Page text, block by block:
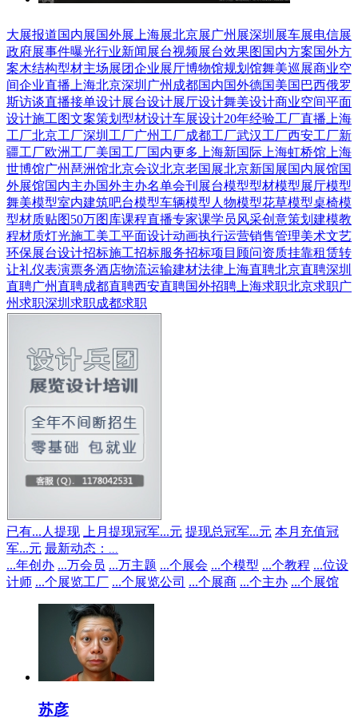
大展报道国内展国外展 上海展北京展广州展深圳展车展电信展
政府展事件曝光行业新闻 展台视频展台效果图 国内方案国外方
案木结构型材主场展团企业展厅博物馆规划馆舞美巡展商业空
间企业直播 上海北京深圳 广州 成都国内国外德国美国 巴西俄罗
斯访谈直播接单设计展台设计展厅设计舞美设计商业空间平面
设计施工图文案策划 型材设计车展设计20年经验工厂直播 上海
工厂北京工厂深圳工厂广州工厂成都工厂武汉工厂西安工厂新
疆工厂欧洲工厂美国工厂国内更多 上海新国际 上海虹桥馆 上海
世博馆广州琶洲馆北京会议北京老国展北京新国展国内展馆国
外展馆国内主办国外主办名单会刊 展台模型型材模型展厅模型
舞美模型室内建筑吧台模型车辆模型 人物模型花草模型桌椅模
型材质贴图50万图库课程直播专家课学员风采创意策划 建模教
程材质灯光施工美工平面设计动画执行运营销售管理美术文艺
环保展台设计招标施工招标服务招标项目顾问资质挂靠租赁转
让礼仪表演票务酒店物流运输建材法律 上海直聘北京直聘深圳
直聘广州直聘成都直聘西安直聘国外招聘 上海求职北京求职广
州求职深圳求职成都求职
已有... 人提现 上月提现冠军...元 提现总冠军...元 本月充值冠
军...元 最新动态：
...年创办 ...万会员 ...万主题 ...个展会 ...个模型 ...个教程 ...位设
计师 ...个展览工厂 ...个展览公司 ...个展商 ...个主办 ...个展馆
苏彦